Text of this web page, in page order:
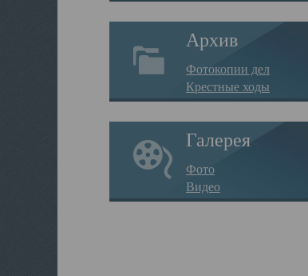
Архив
Фотокопии дел
Крестные ходы
Галерея
Фото
Видео